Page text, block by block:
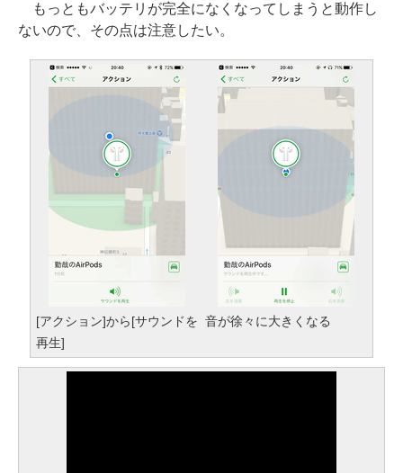
もっともバッテリが完全になくなってしまうと動作し
ないので、その点は注意したい。
[アクション]から[サウンドを
再生]
音が徐々に大きくなる